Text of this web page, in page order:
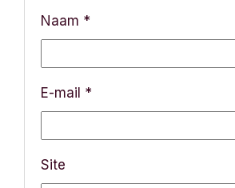
Naam *
E-mail *
Site